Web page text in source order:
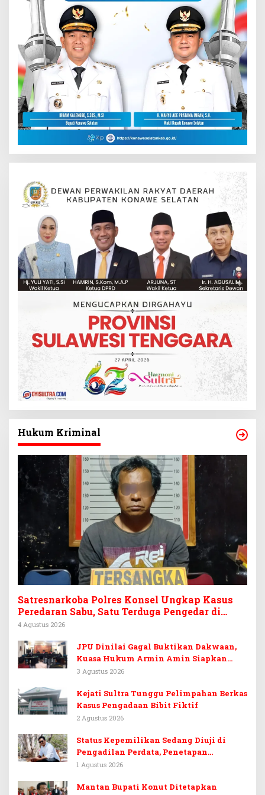
Hukum Kriminal
Satresnarkoba Polres Konsel Ungkap Kasus
Peredaran Sabu, Satu Terduga Pengedar di
Tinanggea Ditangkap
4 Agustus 2026
JPU Dinilai Gagal Buktikan Dakwaan,
Kuasa Hukum Armin Amin Siapkan
Pledoi dan Minta Putusan Bebas
3 Agustus 2026
Kejati Sultra Tunggu Pelimpahan Berkas
Kasus Pengadaan Bibit Fiktif
2 Agustus 2026
Status Kepemilikan Sedang Diuji di
Pengadilan Perdata, Penetapan
Tersangka Dr. Ruksamin Dinilai
1 Agustus 2026
Mantan Bupati Konut Ditetapkan